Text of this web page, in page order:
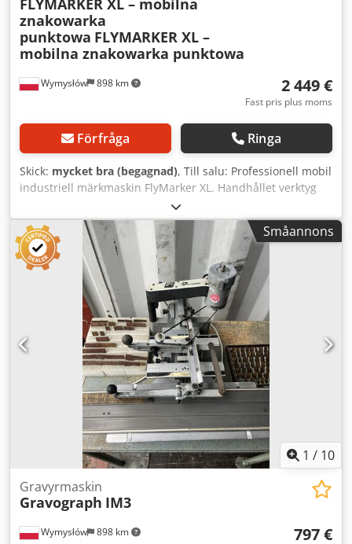
Wymysłów 898 km
FLYMARKER XL – mobilna
znakowarka
punktowa FLYMARKER XL –
mobilna znakowarka punktowa
2 449 €
Fast pris plus moms
Förfråga Ringa
Skick: mycket bra (begagnad), Till salu: Professionell mobil
industriell märkmaskin FlyMarker XL. Handhållet verktyg
för permanent märkning av metalldelar med
punktmetoden dot peen. Modell FlyMarker XL
Strömförsörjning 24 V DC Styrning via inbyggd skärm och
tangentbord Självständig drift utan behov av
datoranslutning Tillverkad i Tyskland Dsdpfx Asyhnu Dsi
Njkr Tekniskt skick bra, enheten startar och fungerar.
Skärm och tangentbord fungerar. Visuellt skick: begagnad,
normala spår av användning. Användningsområden
Märkning av serienummer Tekniska och
produktionsmärkningar Märkning av stål, aluminium och
andra metaller Ingår i paketet Märkmaskin FlyMarker XL
Strömförsörjning Kablar Allt på bilderna ingår Frakt eller
avhämtning möjlig. Vid frågor, vänligen kontakta mig.
Småannons
1 / 10
Wymysłów 898 km
Gravyrmaskin
Gravograph IM3
797 €